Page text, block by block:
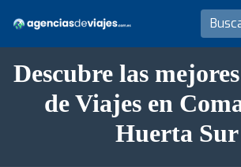
Descubre las
de Viajes en
Huerta Sur